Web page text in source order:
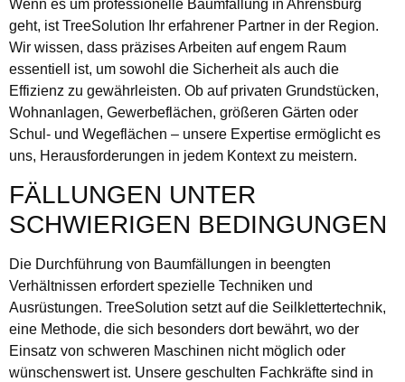
Wenn es um professionelle Baumfällung in Ahrensburg
geht, ist TreeSolution Ihr erfahrener Partner in der Region.
Wir wissen, dass präzises Arbeiten auf engem Raum
essentiell ist, um sowohl die Sicherheit als auch die
Effizienz zu gewährleisten. Ob auf privaten Grundstücken,
Wohnanlagen, Gewerbeflächen, größeren Gärten oder
Schul- und Wegeflächen – unsere Expertise ermöglicht es
uns, Herausforderungen in jedem Kontext zu meistern.
FÄLLUNGEN UNTER
SCHWIERIGEN BEDINGUNGEN
Die Durchführung von Baumfällungen in beengten
Verhältnissen erfordert spezielle Techniken und
Ausrüstungen. TreeSolution setzt auf die Seilklettertechnik,
eine Methode, die sich besonders dort bewährt, wo der
Einsatz von schweren Maschinen nicht möglich oder
wünschenswert ist. Unsere geschulten Fachkräfte sind in